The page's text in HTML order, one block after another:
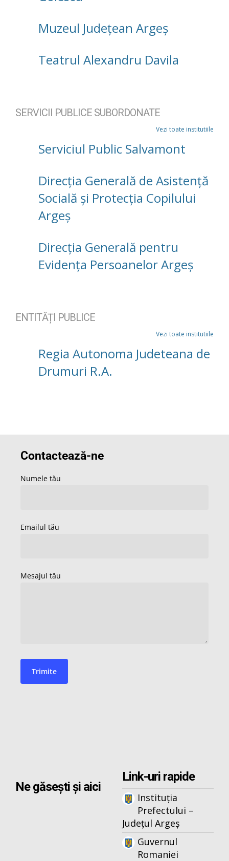
Muzeul Județean Argeș
Teatrul Alexandru Davila
SERVICII PUBLICE SUBORDONATE
Vezi toate institutiile
Serviciul Public Salvamont
Direcţia Generală de Asistenţă
Socială şi Protecţia Copilului
Argeş
Direcția Generală pentru
Evidența Persoanelor Argeș
ENTITĂȚI PUBLICE
Vezi toate institutiile
Regia Autonoma Judeteana de
Drumuri R.A.
Ne găsești și aici
Link-uri rapide
Instituția
Prefectului –
Județul Argeș
Guvernul
Romaniei